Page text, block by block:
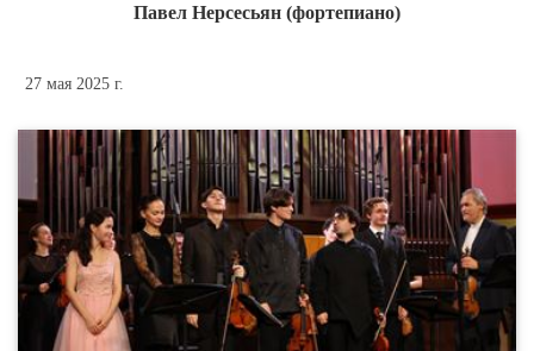
Павел Нерсесьян (фортепиано)
27 мая 2025 г.